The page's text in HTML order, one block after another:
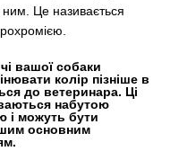
ним. Це називається
вашої собаки
колір пізніше в
до ветеринара. Ці
набутою
і можуть бути
основним